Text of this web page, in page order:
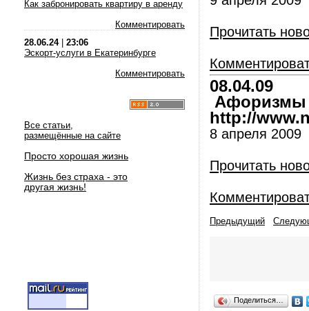
Как забронировать квартиру в аренду
Комментировать
28.06.24| 23:06
Эскорт-услуги в Екатеринбурге
Комментировать
Все статьи,
размещённые на сайте
Просто хорошая жизнь
Жизнь без страха - это
другая жизнь!
Прочитать
08.04.09
Афоризмы
http://
8 апреля 2009
Прочитать
Предыдущий
Поделиться…